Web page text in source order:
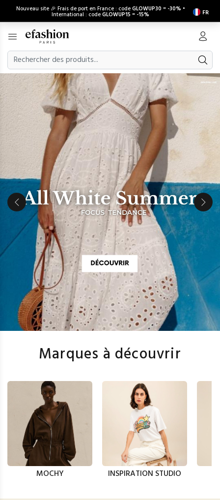
Nouveau site 🎉 Frais de port en France : codeGLOWUP30 = -30% •
International : codeGLOWUP15 = -15% FR
Marques à découvrir
MOCHY INSPIRATION STUDIO